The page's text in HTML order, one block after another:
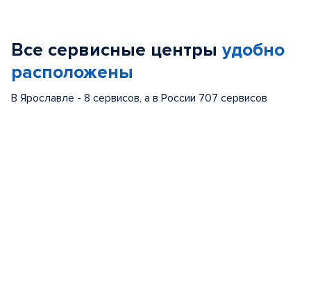
Все сервисные центры удобно
расположены
В Ярославле - 8 сервисов, а в России 707 сервисов